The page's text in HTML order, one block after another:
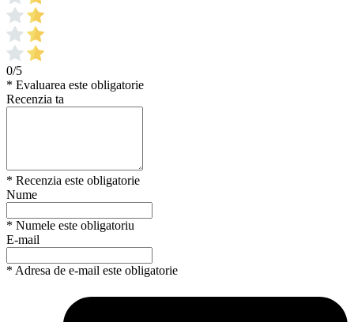
0/5
* Evaluarea este obligatorie
Recenzia ta
* Recenzia este obligatorie
Nume
* Numele este obligatoriu
E-mail
* Adresa de e-mail este obligatorie